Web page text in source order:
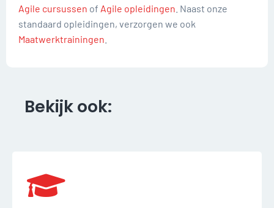
Agile cursussen of Agile opleidingen . Naast onze
standaard opleidingen, verzorgen we ook
Maatwerktrainingen
Bekijk ook: